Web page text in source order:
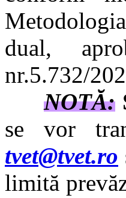
dual,
nr.5.732/
NOTĂ:
se vor
tvet@tvet.ro
limită